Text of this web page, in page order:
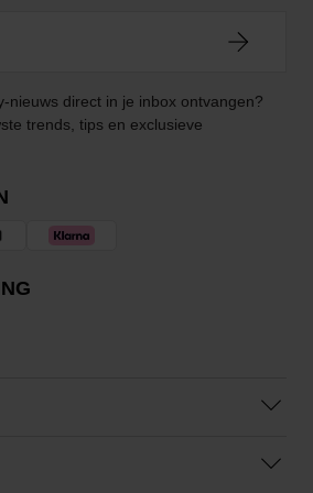
nieuws direct in je inbox ontvangen?
trends, tips en exclusieve